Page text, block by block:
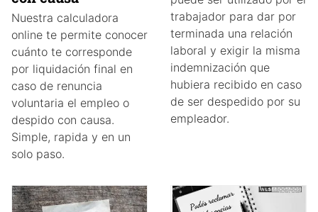
Nuestra calculadora
online te permite conocer
cuánto te corresponde
por liquidación final en
caso de renuncia
voluntaria el empleo o
despido con causa.
Simple, rapida y en un
solo paso.
trabajador para dar por
terminada una relación
laboral y exigir la misma
indemnización que
hubiera recibido en caso
de ser despedido por su
empleador.